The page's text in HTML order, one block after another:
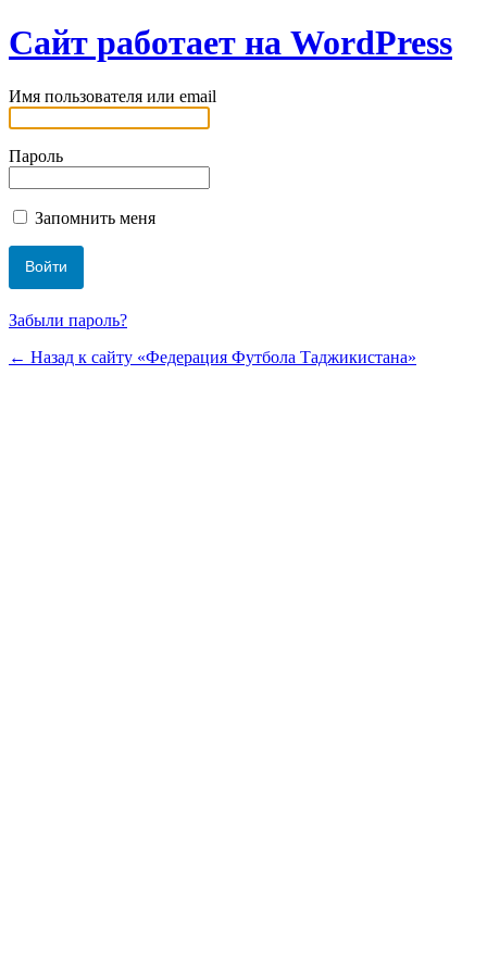
Сайт работает на WordPress
Имя пользователя или email
Пароль
Запомнить меня
Забыли пароль?
← Назад к сайту «Федерация Футбола Таджикистана»